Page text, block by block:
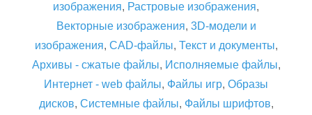
изображения, Растровые изображения,
Векторные изображения, 3D-модели и
изображения, CAD-файлы, Текст и документы,
Архивы - сжатые файлы, Исполняемые файлы,
Интернет - web файлы, Файлы игр, Образы
дисков, Системные файлы, Файлы шрифтов,